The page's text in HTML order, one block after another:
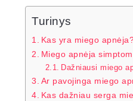
Turinys
Kas yra miego
Miego apnėja
Dažniausi miego
Ar pavojinga miego
Kas dažniau serga